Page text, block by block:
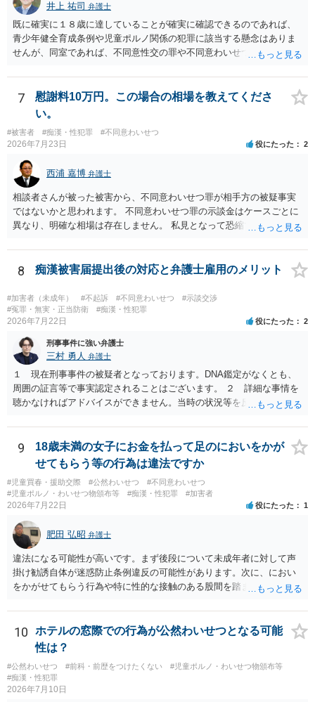
井上 祐司 弁護士
既に確実に１８歳に達していることが確実に確認できるのであれば、
青少年健全育成条例や児童ポルノ関係の犯罪に該当する懸念はありま
せんが、同室であれば、不同意性交の罪や不同意わいせつの罪の問題
えます。 すでに成人している以上、ホテル側が訝しく思って連絡をす
る可能性というのはほとんどないと考えます。
7
慰謝料10万円。この場合の相場を教えてくださ
い。
#被害者 #痴漢・性犯罪 #不同意わいせつ
2026年7月23日 役にたった 2
西浦 嘉博 弁護士
相談者さんが被った被害から、不同意わいせつ罪が相手方の被疑事実
ではないかと思われます。 不同意わいせつ罪の示談金はケースごとに
異なり、明確な相場は存在しません。 私見となって恐縮ですが、一般
方、相手方に資力がなければ、相場通りの請求は困難であることに留
意ください。 より詳細について、お聞きになりたい場合、最寄りの法
8 痴漢被害届提出後の対応と弁護士雇用のメリット
#加害者（未成年） #不起訴 #不同意わいせつ
#示談交渉
#冤罪・無実・正当防衛
#痴漢・性犯罪
2026年7月22日 役にたった 2
刑事事件に強い弁護士
三村 勇人 弁護士
１ 現在刑事事件の被疑者となっております。DNA鑑定がなくとも、
周囲の証言等で事実認定されることはございます。 ２ 詳細な事情を
聴かなければアドバイスができません。当時の状況等を反論していく
ず、当事者で解決した事例を知りません。依頼しない理由がないかと
思います。
9
18歳未満の女子にお金を払って足のにおいをかが
せてもらう等の行為は違法ですか
#児童買春・援助交際 #公然わいせつ
#不同意わいせつ
#児童ポルノ・わいせつ物頒布等
#痴漢・性犯罪 #加害者
2026年7月22日 役にたった 1
肥田 弘昭 弁護士
違法になる可能性が高いです。まず後段について未成年者に対して声
掛け勧誘自体が迷惑防止条例違反の可能性があります。次に、におい
をかがせてもらう行為や特に性的な接触のある股間を踏ませる行為
条例違反などに該当する可能性が高いです。ご参考にしてください。
10
ホテルの窓際での行為が公然わいせつとなる可能
性は？
#公然わいせつ #前科・前歴をつけたくない
#児童ポルノ・わいせつ物頒布等
#痴漢・性犯罪
2026年7月10日